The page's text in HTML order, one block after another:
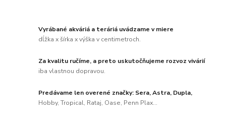
Vyrábané akváriá a teráriá uvádzame v miere
dĺžka x šírka x výška v centimetroch.
Za kvalitu ručíme, a preto uskutočňujeme rozvoz vivárií
iba vlastnou dopravou.
Predávame len overené značky: Sera, Astra, Dupla,
Hobby, Tropical, Rataj, Oase, Penn Plax...